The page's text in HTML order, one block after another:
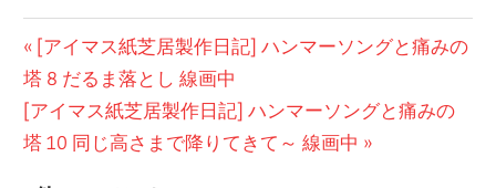
投
稿
ナ
ビ
前
の
記
事:
[アイマス紙芝居製作日記] ハンマーソングと痛みの
塔 8 だるま落とし 線画中
次
の
[アイマス紙芝居製作日記] ハンマーソングと痛みの
塔 10 同じ高さまで降りてきて～ 線画中